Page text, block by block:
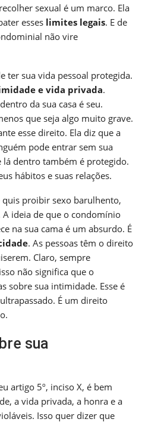
sexual é um marco. Ela
esses limites legais. E de
não vire
ter sua vida pessoal protegida.
e vida privada.
da sua casa é seu.
que seja algo muito grave.
esse direito. Ela diz que a
pode entrar sem sua
lá dentro também é protegido.
hábitos e suas relações.
proibir sexo barulhento,
ideia de que o condomínio
na sua cama é um absurdo. É
. As pessoas têm o direito
Claro, sempre
não significa que o
sobre sua intimidade. Esse é
É um direito
sua
artigo 5º, inciso X, é bem
a vida privada, a honra e a
Isso quer dizer que